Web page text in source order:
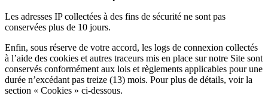
Les adresses IP collectées à des fins de sécurité ne sont pas
conservées plus de 10 jours.
Enfin, sous réserve de votre accord, les logs de connexion collectés
à l’aide des cookies et autres traceurs mis en place sur notre Site sont
conservés conformément aux lois et règlements applicables pour une
durée n’excédant pas treize (13) mois. Pour plus de détails, voir la
section « Cookies » ci-dessous.